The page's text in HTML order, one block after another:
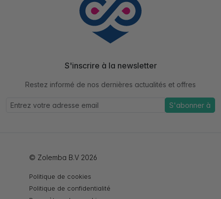
S'inscrire à la newsletter
Restez informé de nos dernières actualités et offres
S'abonner à
© Zolemba B.V 2026
Politique de cookies
Politique de confidentialité